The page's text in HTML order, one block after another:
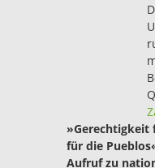
»Gerechtigkeit
für die
Aufruf zu